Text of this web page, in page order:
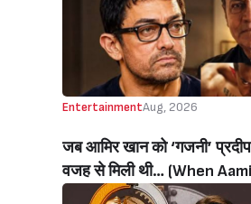
थी’ (‘I Sold My Soul’
Sushmita Mukherjee
C-Grade Films To Pay
EntertainmentAug, 2026
जब आमिर खान को ‘गजनी’
वजह से मिली थी… (When
Got ‘Ghajini’ Because Of